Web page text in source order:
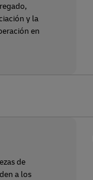
y la
en
de
a los